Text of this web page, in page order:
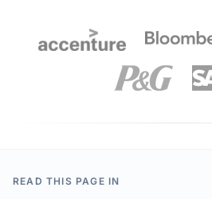
READ THIS PAGE IN